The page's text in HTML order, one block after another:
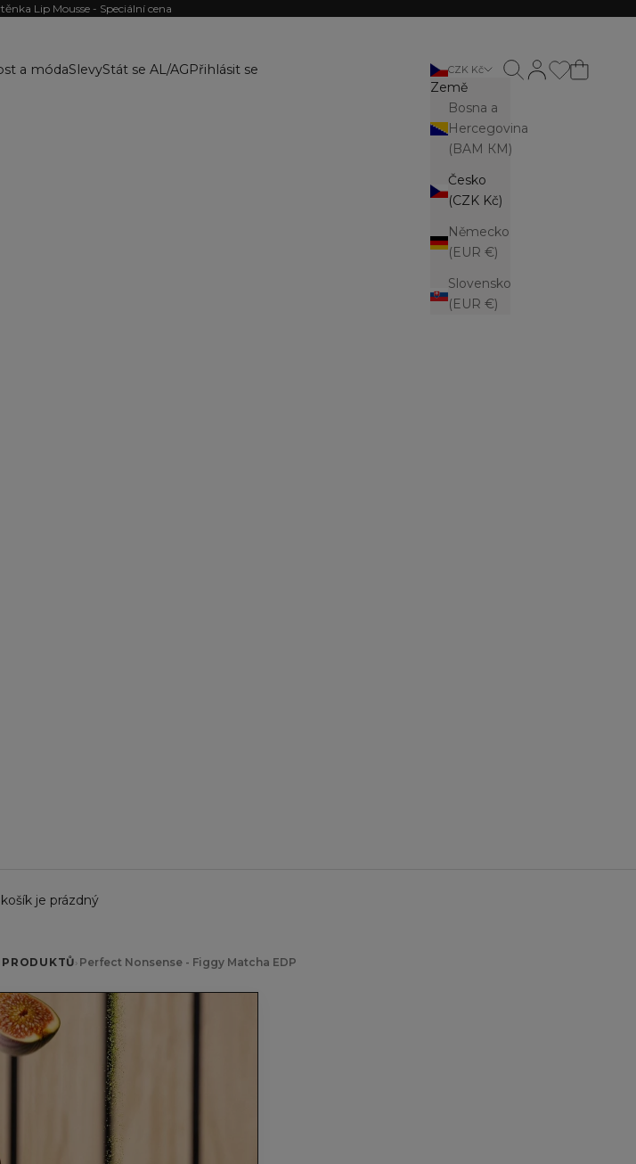
Lip Mousse - Speciální cena
a módaSlevyStát se AL/AGPřihlásit se CZK Kč
Země
Bosna a
Hercegovina
(BAM КМ)
Česko
(CZK Kč)
Německo
(EUR €)
Slovensko
(EUR €)
Otevřít stránku
Otevřít vyhledávání
je prázdný
› Perfect Nonsense - Figgy Matcha EDP